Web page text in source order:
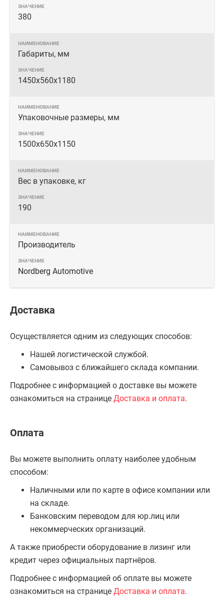
380
Габариты, мм
1450x560x1180
Упаковочные размеры, мм
1500х650х1150
Вес в упаковке, кг
190
Производитель
Nordberg Automotive
Доставка
Осуществляется одним из следующих способов:
Нашей логистической службой.
Самовывоз с ближайшего склада компании.
Подробнее с информацией о доставке вы можете
ознакомиться на странице Доставка и оплата.
Оплата
Вы можете выполнить оплату наиболее удобным
способом:
Наличными или по карте в офисе компании или
на складе.
Банковским переводом для юр.лиц или
некоммерческих организаций.
А также приобрести оборудование в лизинг или
кредит через официальных партнёров.
Подробнее с информацией об оплате вы можете
ознакомиться на странице Доставка и оплата.